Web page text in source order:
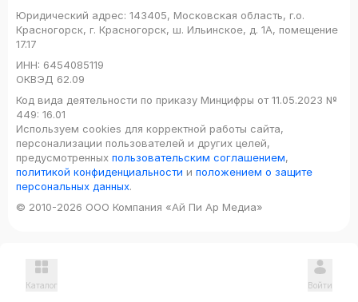
Юридический адрес: 143405, Московская область, г.о.
Красногорск, г. Красногорск, ш. Ильинское, д. 1А, помещение
17.17
ИНН: 6454085119
ОКВЭД 62.09
Код вида деятельности по приказу Минцифры от 11.05.2023 №
449: 16.01
Используем cookies для корректной работы сайта,
персонализации пользователей и других целей,
предусмотренных пользовательским соглашением,
политикой конфиденциальности и положением о защите
персональных данных.
© 2010-2026 ООО Компания «Ай Пи Ар Медиа»
Каталог Войти